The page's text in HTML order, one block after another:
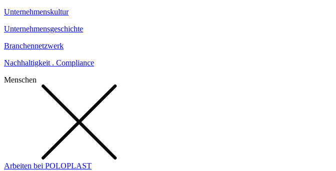
Unternehmenskultur
Unternehmensgeschichte
Branchennetzwerk
Nachhaltigkeit . Compliance
Menschen
Arbeiten bei POLOPLAST